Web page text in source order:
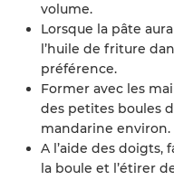
volume.
Lorsque la pâte
l’huile de friture
préférence.
Former avec les
des petites boules
mandarine environ.
A l’aide des doigts,
la boule et l’étirer